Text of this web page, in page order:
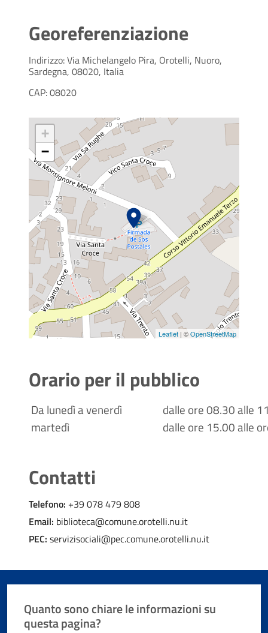
Georeferenziazione
Indirizzo: Via Michelangelo Pira, Orotelli, Nuoro,
Sardegna, 08020, Italia
CAP: 08020
+
−
Leaflet | ©OpenStreetMap
Orario per il pubblico
Da lunedì a venerdì
dalle ore 08.30 alle
martedì
dalle ore 15.00 alle
Contatti
Telefono: +39 078 479 808
Email: biblioteca@comune.orotelli.nu.it
PEC: servizisociali@pec.comune.orotelli.nu.it
Quanto sono chiare le informazioni su
questa pagina?